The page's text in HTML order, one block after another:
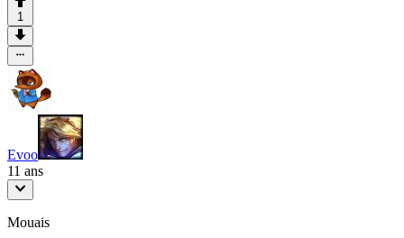
1
Evoo
11 ans
Mouais